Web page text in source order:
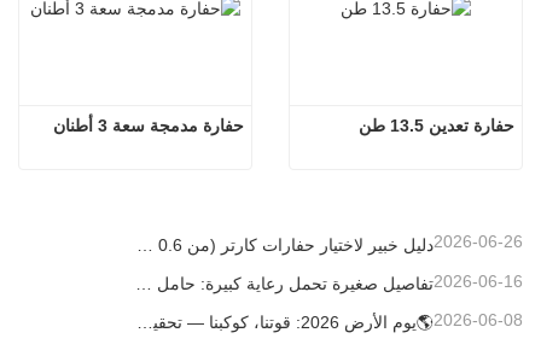
حفارة مدمجة سعة 3 أطنان حفارة تعدين 13.5 طن
2026-06-26
2026-06-16
2026-06-08